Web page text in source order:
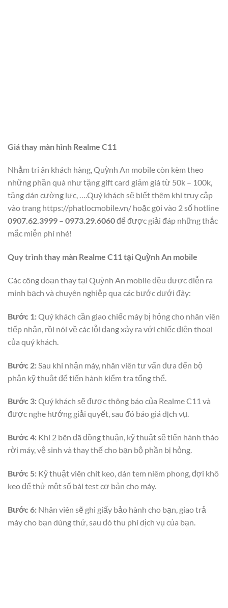
Giá thay màn hình Realme C11
Nhằm tri ân khách hàng, Quỳnh An mobile còn kèm theo
những phần quà như tặng gift card giảm giá từ 50k – 100k,
tặng dán cường lực, ….Quý khách sẽ biết thêm khi truy cập
vào trang https://phatlocmobile.vn/ hoặc gọi vào 2 số hotline
0907.62.3999 – 0973.29.6060để được giải đáp những thắc
mắc miễn phí nhé!
Quy trình thay màn Realme C11 tại Quỳnh An mobile
Các công đoạn thay tại Quỳnh An mobile đều được diễn ra
minh bạch và chuyên nghiệp qua các bước dưới đây:
Bước 1:Quý khách cần giao chiếc máy bị hỏng cho nhân viên
tiếp nhận, rồi nói về các lỗi đang xảy ra với chiếc điện thoại
của quý khách.
Bước 2: Sau khi nhận máy, nhân viên tư vấn đưa đến bộ
phận kỹ thuật để tiến hành kiểm tra tổng thể.
Bước 3:Quý khách sẽ được thông báo của Realme C11 và
được nghe hướng giải quyết, sau đó báo giá dịch vụ.
Bước 4: Khi 2 bên đã đồng thuận, kỹ thuật sẽ tiến hành tháo
rời máy, vệ sinh và thay thế cho bạn bộ phần bị hỏng.
Bước 5: Kỹ thuật viên chít keo, dán tem niêm phong, đợi khô
keo để thử một số bài test cơ bản cho máy.
Bước 6: Nhân viên sẽ ghi giấy bảo hành cho bạn, giao trả
máy cho bạn dùng thử, sau đó thu phí dịch vụ của bạn.